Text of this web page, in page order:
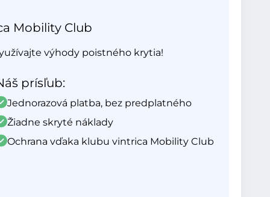
Mobility Club
výhody poistného krytia!
prísľub:
Jednorazová platba, bez predplatného
Žiadne skryté náklady
Ochrana vďaka klubu vintrica Mobility Club